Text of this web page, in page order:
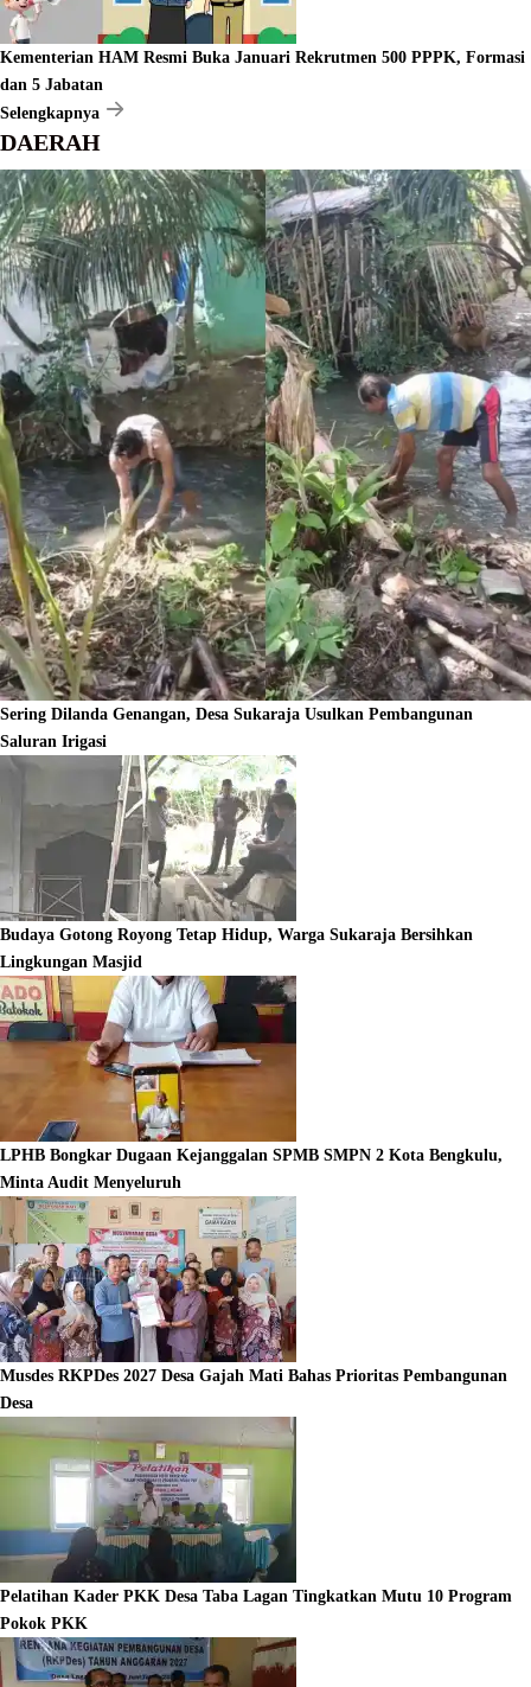
Kementerian HAM Resmi Buka Januari Rekrutmen 500 PPPK, Formasi
dan 5 Jabatan
Selengkapnya
DAERAH
Sering Dilanda Genangan, Desa Sukaraja Usulkan Pembangunan
Saluran Irigasi
Budaya Gotong Royong Tetap Hidup, Warga Sukaraja Bersihkan
Lingkungan Masjid
LPHB Bongkar Dugaan Kejanggalan SPMB SMPN 2 Kota Bengkulu,
Minta Audit Menyeluruh
Musdes RKPDes 2027 Desa Gajah Mati Bahas Prioritas Pembangunan
Desa
Pelatihan Kader PKK Desa Taba Lagan Tingkatkan Mutu 10 Program
Pokok PKK